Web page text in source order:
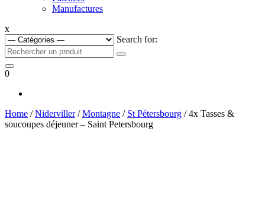
Manufactures
x
Search for:
0
Home /Niderviller/Montagne / St Pétersbourg / 4x Tasses &
soucoupes déjeuner – Saint Petersbourg